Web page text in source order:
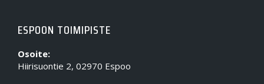
ESPOON TOIMIPISTE
Osoite:
Hiirisuontie 2, 02970 Espoo